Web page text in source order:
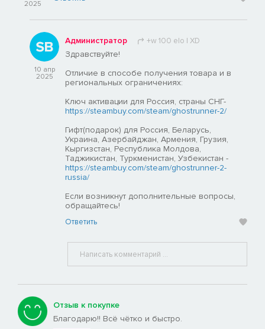
2025
10 апр
2025
Администратор +w 100 elo | XD
Здравствуйте!
Отличие в способе получения товара и в
региональных ограничениях:
Ключ активации для Россия, страны СНГ-
https://steambuy.com/steam/ghostrunner-2/
Гифт(подарок) для Россия, Беларусь,
Украина, Азербайджан, Армения, Грузия,
Кыргизстан, Республика Молдова,
Таджикистан, Туркменистан, Узбекистан -
https://steambuy.com/steam/ghostrunner-2-
russia/
Если возникнут дополнительные вопросы,
обращайтесь!
Ответить
Отзыв к покупке
Благодарю!! Всё чётко и быстро.